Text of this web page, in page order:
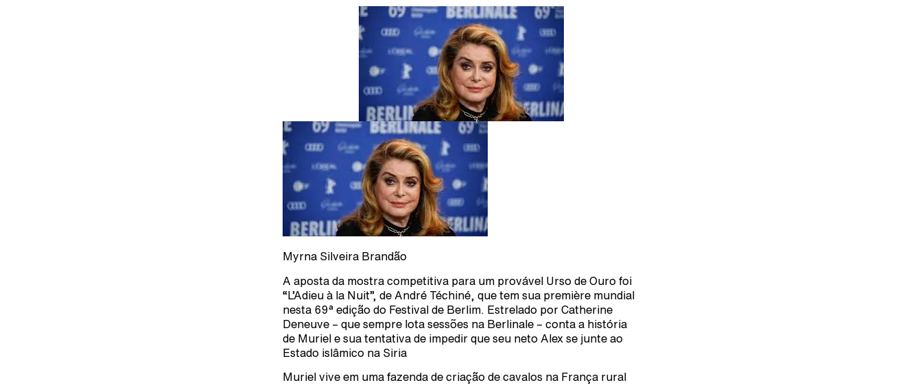
Myrna Silveira Brandão
A aposta da mostra competitiva para um provável Urso de Ouro foi
“L’Adieu à la Nuit”, de André Téchiné, que tem sua première mundial
nesta 69ª edição do Festival de Berlim. Estrelado por Catherine
Deneuve – que sempre lota sessões na Berlinale – conta a história
de Muriel e sua tentativa de impedir que seu neto Alex se junte ao
Estado islâmico na Siria
Muriel vive em uma fazenda de criação de cavalos na França rural